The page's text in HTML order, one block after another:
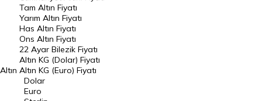
DÖVİZ
Döviz Kuru
Dolar Kuru
Euro Kuru
Pound Kuru
Altın
Tam Altın Fiyatı
Yarım Altın Fiyatı
Has Altın Fiyatı
Ons Altın Fiyatı
22 Ayar Bilezik Fiyatı
Altın KG (Dolar) Fiyatı
Altın KG (Euro) Fiyatı
Dolar
Euro